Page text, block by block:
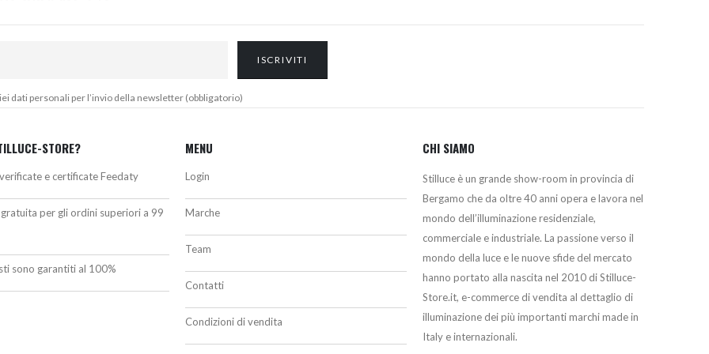
dati personali per l’invio della newsletter (obbligatorio)
STORE?
e certificate Feedaty
per gli ordini superiori a 99
sono garantiti al 100%
MENU
Login
Marche
Team
Contatti
Condizioni di vendita
CHI SIAMO
Stilluce è un grande show-room in provincia di
Bergamo che da oltre 40 anni opera e lavora nel
mondo dell’illuminazione residenziale,
commerciale e industriale. La passione verso il
mondo della luce e le nuove sfide del mercato
hanno portato alla nascita nel 2010 di Stilluce-
Store.it, e-commerce di vendita al dettaglio di
illuminazione dei più importanti marchi made in
Italy e internazionali.